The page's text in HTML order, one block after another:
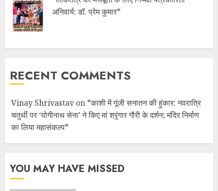
अनिवार्य: डॉ. प्रेम कुमार*
RECENT COMMENTS
Vinay Shrivastavon *काशी में गूंजी सनातन की हुंकार: नवरात्रि
चतुर्थी पर ‘योगीनाथ सेना’ ने किए मां श्रृंगार गौरी के दर्शन; मंदिर निर्माण
का लिया महासंकल्प*
YOU MAY HAVE MISSED